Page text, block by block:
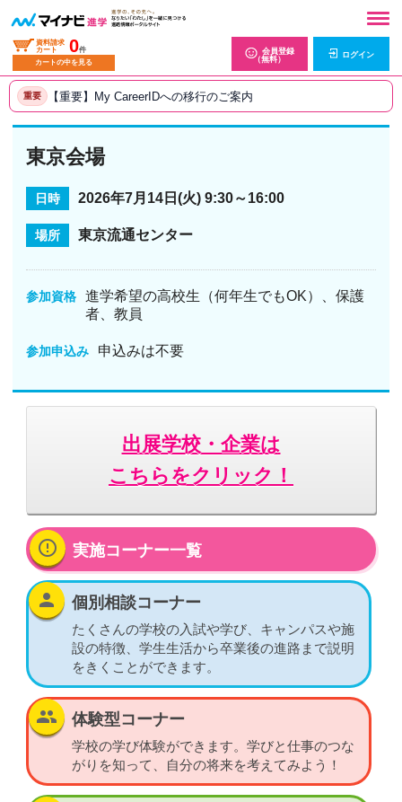
資料請求
カート
0件
カートの中を見る
会員登録
（無料）
ログイン
重要 【重要】My CareerIDへの移行のご案内
東京会場
日時 2026年7月14日(火) 9:30～16:00
場所 東京流通センター
参加資格
進学希望の高校生（何年生でもOK）、保護
者、教員
参加申込み 申込みは不要
出展学校・企業は
こちらをクリック！
error_outline 実施コーナー一覧
person 個別相談コーナー
たくさんの学校の入試や学び、キャンパスや施
設の特徴、学生生活から卒業後の進路まで説明
をきくことができます。
group 体験型コーナー
学校の学び体験ができます。学びと仕事のつな
がりを知って、自分の将来を考えてみよう！